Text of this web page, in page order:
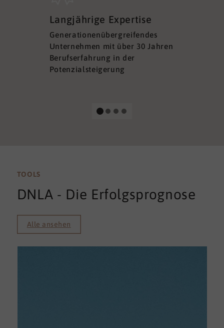
Langjährige Expertise
Generationenübergreifendes
Unternehmen mit über 30 Jahren
Berufserfahrung in der
Potenzialsteigerung
TOOLS
DNLA - Die Erfolgsprognose
Alle ansehen